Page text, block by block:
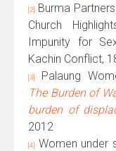
[2]
Burma
Church
Impunity for
Kachin Conflict,
[3]
Palaung
The Burden of
burden of
2012
[4]
Women under